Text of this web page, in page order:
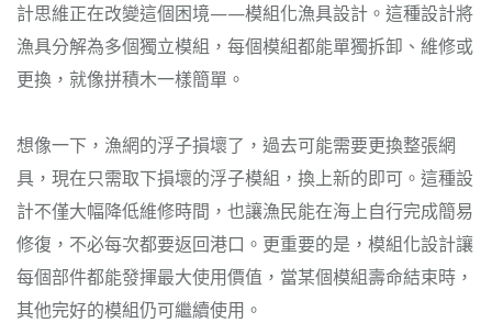
計思維正在改變這個困境——模組化漁具設計。這種設計將
漁具分解為多個獨立模組，每個模組都能單獨拆卸、維修或
更換，就像拼積木一樣簡單。
想像一下，漁網的浮子損壞了，過去可能需要更換整張網
具，現在只需取下損壞的浮子模組，換上新的即可。這種設
計不僅大幅降低維修時間，也讓漁民能在海上自行完成簡易
修復，不必每次都要返回港口。更重要的是，模組化設計讓
每個部件都能發揮最大使用價值，當某個模組壽命結束時，
其他完好的模組仍可繼續使用。